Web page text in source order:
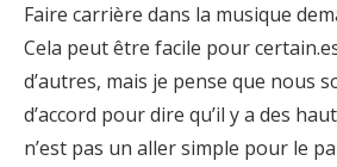
Faire carrière dans la musique
Cela peut être facile pour
d’autres, mais je pense que nous
d’accord pour dire qu’il y a des
n’est pas un aller simple pour le